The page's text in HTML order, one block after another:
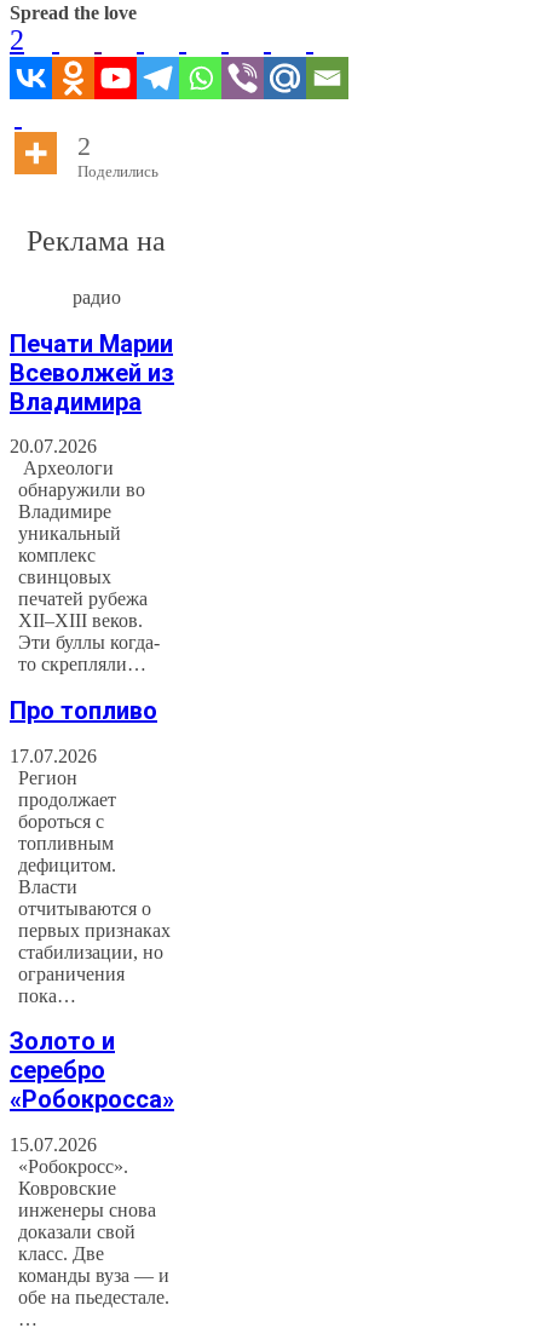
Spread the love
2
2
Поделились
Реклама на
радио
Печати Марии
Всеволжей из
Владимира
20.07.2026
Археологи
обнаружили во
Владимире
уникальный
комплекс
свинцовых
печатей рубежа
XII–XIII веков.
Эти буллы когда-
то скрепляли…
Про топливо
17.07.2026
Регион
продолжает
бороться с
топливным
дефицитом.
Власти
отчитываются о
первых признаках
стабилизации, но
ограничения
пока…
Золото и
серебро
«Робокросса»
15.07.2026
«Робокросс».
Ковровские
инженеры снова
доказали свой
класс. Две
команды вуза — и
обе на пьедестале.
…